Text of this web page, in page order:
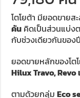
โตโยต้า มียอดขาย
คัน คิดเป็นส่วนแบ่ง
กับช่วงเดียวกันของ
ยอดขายหลักของโต
Hilux Travo, Revo
ตามด้วยกลุ่มEco